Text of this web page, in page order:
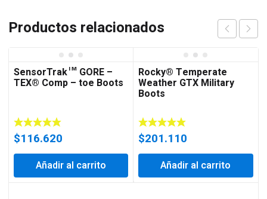
Productos relacionados
SensorTrak™ GORE –
TEX® Comp – toe Boots
$116.620
Añadir al carrito
Rocky® Temperate
Weather GTX Military
Boots
$201.110
Añadir al carrito